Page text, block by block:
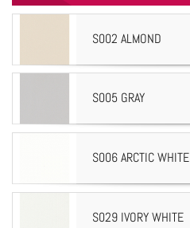
繁體中文
S002 ALMOND
S005 GRAY
S006 ARCTIC WHITE
S029 IVORY WHITE